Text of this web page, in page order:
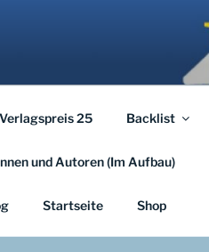
…
25 Backlist
und Autoren (Im Aufbau)
Startseite Shop